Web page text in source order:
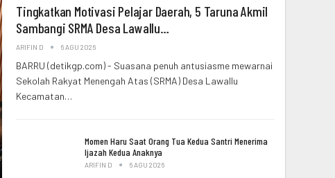
Tingkatkan Motivasi Pelajar Daerah, 5 Taruna Akmil
Sambangi SRMA Desa Lawallu…
ARIFIN D 6 AGU 2026
BARRU (detikgp.com) - Suasana penuh antusiasme mewarnai
Sekolah Rakyat Menengah Atas (SRMA) Desa Lawallu
Kecamatan…
Momen Haru Saat Orang Tua Kedua Santri Menerima
Ijazah Kedua Anaknya
ARIFIN D 6 AGU 2026